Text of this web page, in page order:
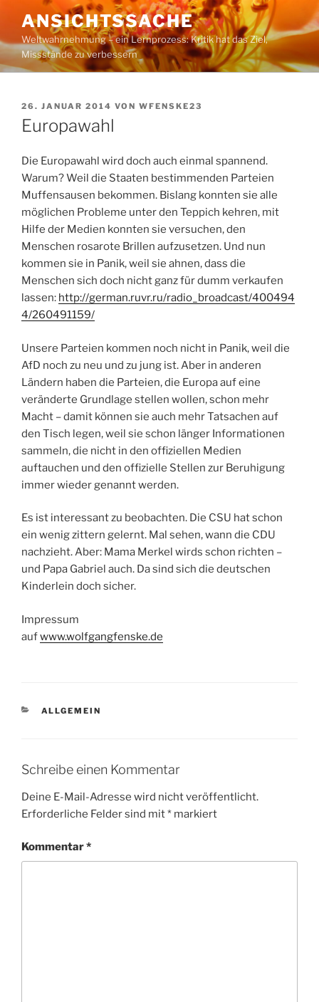
Inhalt
springen
ANSICHTSSACHE
Weltwahrnehmung – ein Lernprozess: Kritik hat das Ziel,
Missstände zu verbessern
VERÖFFENTLICHT
AM
26. JANUAR 2014 VON WFENSKE23
Europawahl
Die Europawahl wird doch auch einmal spannend.
Warum? Weil die Staaten bestimmenden Parteien
Muffensausen bekommen. Bislang konnten sie alle
möglichen Probleme unter den Teppich kehren, mit
Hilfe der Medien konnten sie versuchen, den
Menschen rosarote Brillen aufzusetzen. Und nun
kommen sie in Panik, weil sie ahnen, dass die
Menschen sich doch nicht ganz für dumm verkaufen
lassen: http://german.ruvr.ru/radio_broadcast/400494
4/260491159/
Unsere Parteien kommen noch nicht in Panik, weil die
AfD noch zu neu und zu jung ist. Aber in anderen
Ländern haben die Parteien, die Europa auf eine
veränderte Grundlage stellen wollen, schon mehr
Macht – damit können sie auch mehr Tatsachen auf
den Tisch legen, weil sie schon länger Informationen
sammeln, die nicht in den offiziellen Medien
auftauchen und den offizielle Stellen zur Beruhigung
immer wieder genannt werden.
Es ist interessant zu beobachten. Die CSU hat schon
ein wenig zittern gelernt. Mal sehen, wann die CDU
nachzieht. Aber: Mama Merkel wirds schon richten –
und Papa Gabriel auch. Da sind sich die deutschen
Kinderlein doch sicher.
Impressum
aufwww.wolfgangfenske.de
KATEGORIEN
ALLGEMEIN
Schreibe einen Kommentar
Deine E-Mail-Adresse wird nicht veröffentlicht.
Erforderliche Felder sind mit* markiert
Kommentar*